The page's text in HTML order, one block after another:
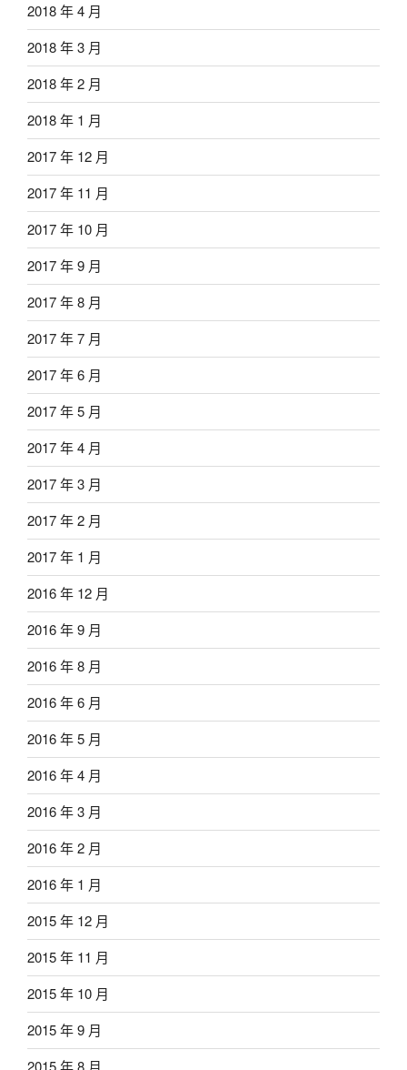
2018 年 4 月
2018 年 3 月
2018 年 2 月
2018 年 1 月
2017 年 12 月
2017 年 11 月
2017 年 10 月
2017 年 9 月
2017 年 8 月
2017 年 7 月
2017 年 6 月
2017 年 5 月
2017 年 4 月
2017 年 3 月
2017 年 2 月
2017 年 1 月
2016 年 12 月
2016 年 9 月
2016 年 8 月
2016 年 6 月
2016 年 5 月
2016 年 4 月
2016 年 3 月
2016 年 2 月
2016 年 1 月
2015 年 12 月
2015 年 11 月
2015 年 10 月
2015 年 9 月
2015 年 8 月